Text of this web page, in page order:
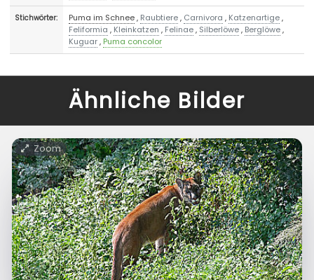
Stichwörter: Puma im Schnee, Raubtiere, Carnivora , Katzenartige,
Feliformia , Kleinkatzen , Felinae, Silberlöwe, Berglöwe,
Kuguar, Puma concolor
Ähnliche Bilder
Zoom